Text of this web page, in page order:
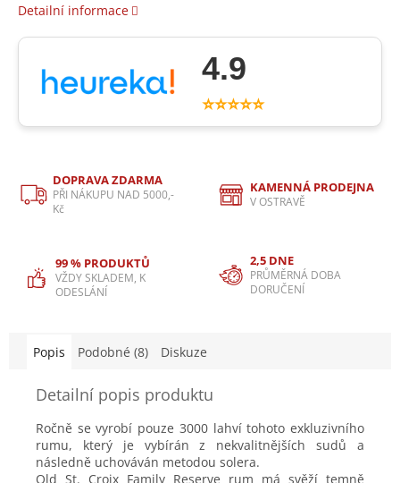
Detailní informace
4.9
⭐⭐⭐⭐⭐
DOPRAVA ZDARMA
PŘI NÁKUPU NAD 5000,-
Kč
KAMENNÁ PRODEJNA
V OSTRAVĚ
99 % PRODUKTŮ
VŽDY SKLADEM, K
ODESLÁNÍ
2,5 DNE
PRŮMĚRNÁ DOBA
DORUČENÍ
Popis Podobné (8) Diskuze
Detailní popis produktu
Ročně se vyrobí pouze 3000 lahví tohoto exkluzivního
rumu, který je vybírán z nekvalitnějších sudů a
následně uchováván metodou solera.
Old St. Croix Family Reserve rum má svěží temně